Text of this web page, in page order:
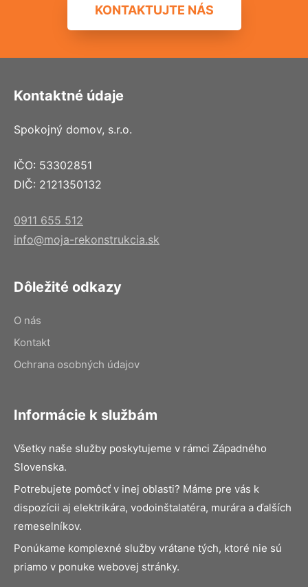
KONTAKTUJTE NÁS
Kontaktné údaje
Spokojný domov, s.r.o.
IČO: 53302851
DIČ: 2121350132
0911 655 512
info@moja-rekonstrukcia.sk
Dôležité odkazy
O nás
Kontakt
Ochrana osobných údajov
Informácie k službám
Všetky naše služby poskytujeme v rámci Západného
Slovenska.
Potrebujete pomôcť v inej oblasti? Máme pre vás k
dispozícii aj elektrikára, vodoinštalatéra, murára a ďalších
remeselníkov.
Ponúkame komplexné služby vrátane tých, ktoré nie sú
priamo v ponuke webovej stránky.